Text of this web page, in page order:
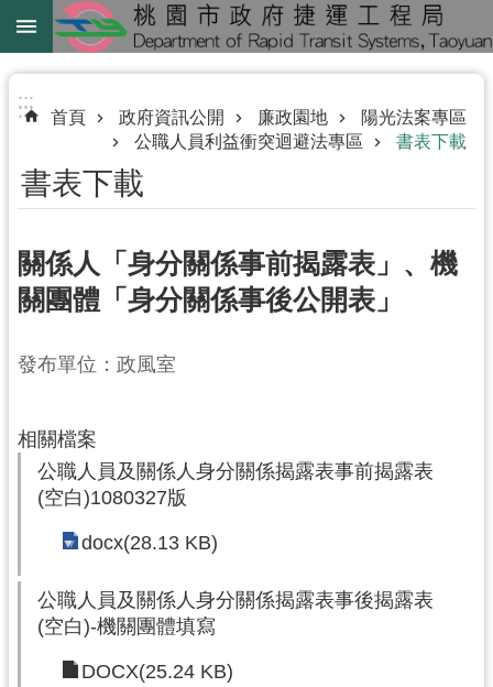
跳到主要內容區塊
綠
延
中
鐵
路
地
化
進
階
搜
:::
::: 首頁 政府資訊公開 廉政園地
陽光法案專區
公職人員利益衝突迴避法專區
書表下載
書表下載
關係人「身分關係事前揭露表」、機
關團體「身分關係事後公開表」
發布單位：政風室
相關檔案
公職人員及關係人身分關係揭露表事前揭露表
(空白)1080327版
docx(28.13 KB)
公職人員及關係人身分關係揭露表事後揭露表
(空白)-機關團體填寫
DOCX(25.24 KB)